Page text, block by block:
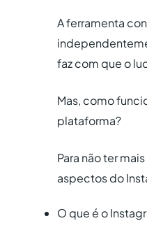
A ferramenta
faz com que o
Mas, como
plataforma?
Para não ter
aspectos do
O que é o